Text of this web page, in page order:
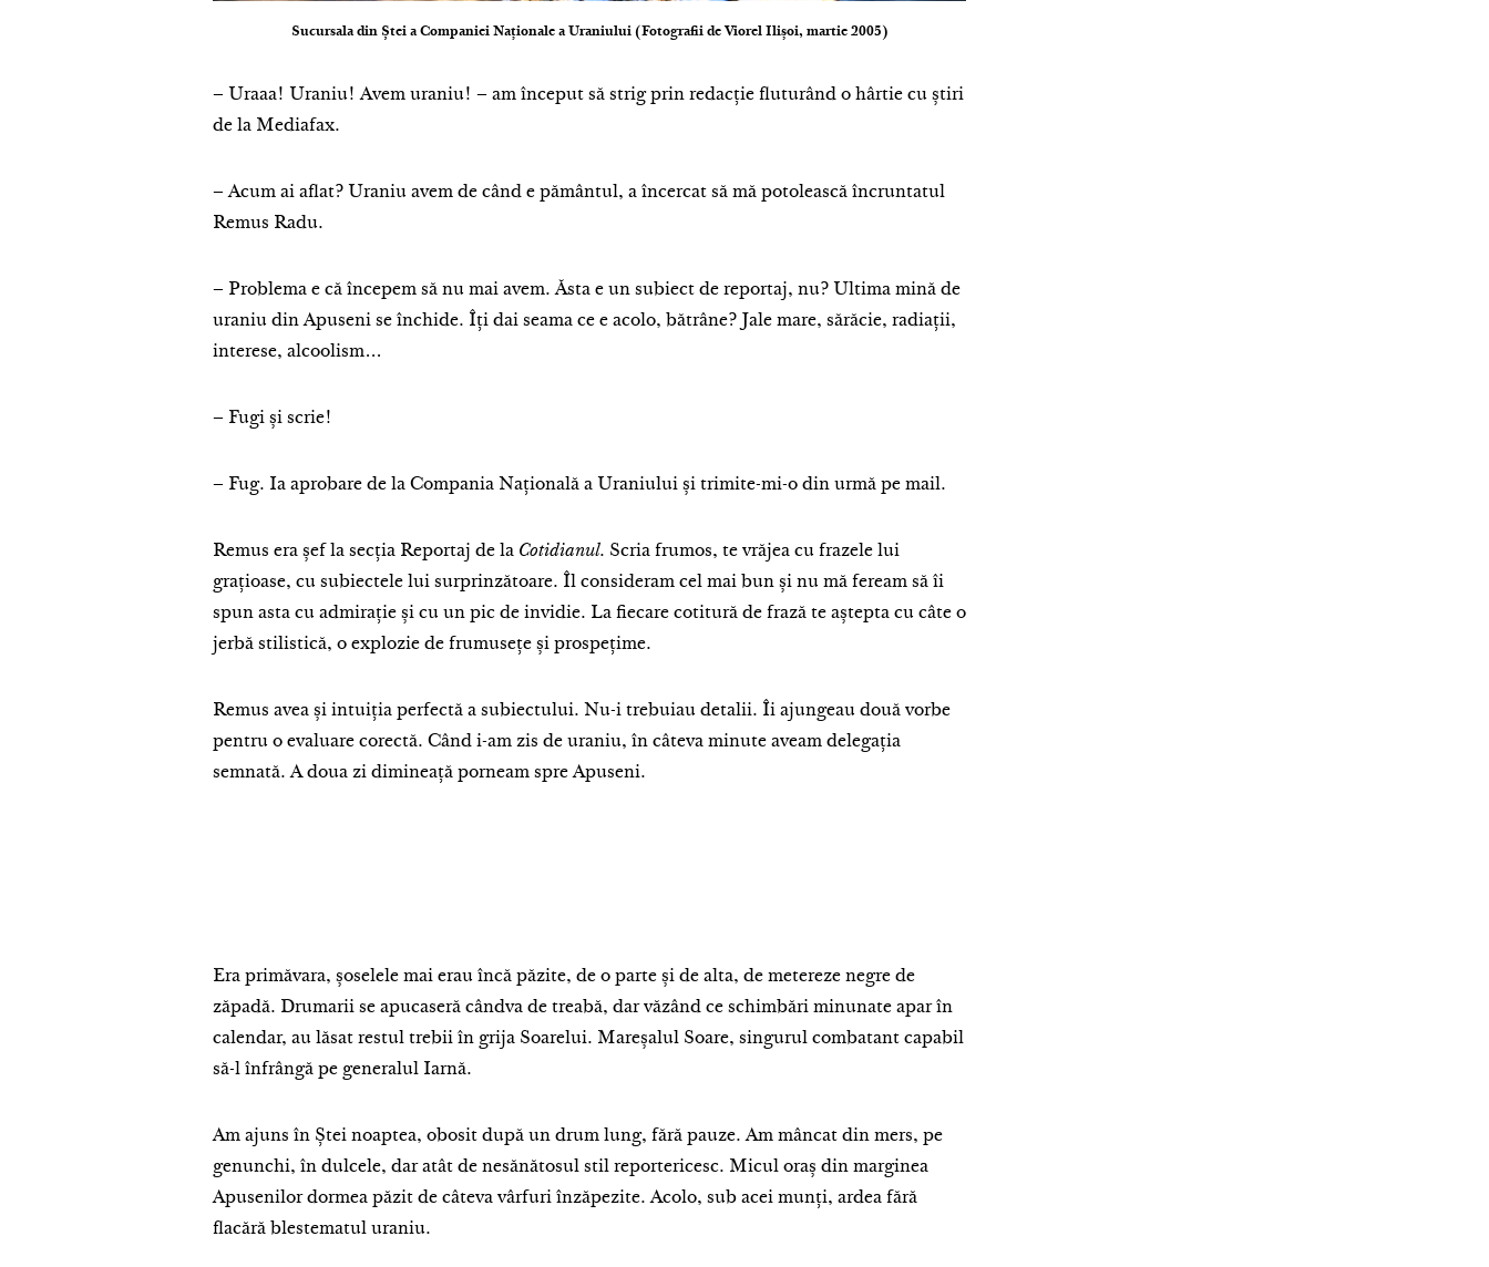
Sucursala din Ștei a Companiei Naționale a Uraniului (Fotografii de Viorel Ilișoi, martie 2005)
– Uraaa! Uraniu! Avem uraniu! – am început să strig prin redacție fluturând o hârtie cu știri
de la Mediafax.
– Acum ai aflat? Uraniu avem de când e pământul, a încercat să mă potolească încruntatul
Remus Radu.
– Problema e că începem să nu mai avem. Ăsta e un subiect de reportaj, nu? Ultima mină de
uraniu din Apuseni se închide. Îți dai seama ce e acolo, bătrâne? Jale mare, sărăcie, radiații,
interese, alcoolism…
– Fugi și scrie!
– Fug. Ia aprobare de la Compania Națională a Uraniului și trimite-mi-o din urmă pe mail.
Remus era șef la secția Reportaj de la Cotidianul. Scria frumos, te vrăjea cu frazele lui
grațioase, cu subiectele lui surprinzătoare. Îl consideram cel mai bun și nu mă feream să îi
spun asta cu admirație și cu un pic de invidie. La fiecare cotitură de frază te aștepta cu câte o
jerbă stilistică, o explozie de frumusețe și prospețime.
Remus avea și intuiția perfectă a subiectului. Nu-i trebuiau detalii. Îi ajungeau două vorbe
pentru o evaluare corectă. Când i-am zis de uraniu, în câteva minute aveam delegația
semnată. A doua zi dimineață porneam spre Apuseni.
Era primăvara, șoselele mai erau încă păzite, de o parte și de alta, de metereze negre de
zăpadă. Drumarii se apucaseră cândva de treabă, dar văzând ce schimbări minunate apar în
calendar, au lăsat restul trebii în grija Soarelui. Mareșalul Soare, singurul combatant capabil
să-l înfrângă pe generalul Iarnă.
Am ajuns în Ștei noaptea, obosit după un drum lung, fără pauze. Am mâncat din mers, pe
genunchi, în dulcele, dar atât de nesănătosul stil reportericesc. Micul oraș din marginea
Apusenilor dormea păzit de câteva vârfuri înzăpezite. Acolo, sub acei munți, ardea fără
flacără blestematul uraniu.